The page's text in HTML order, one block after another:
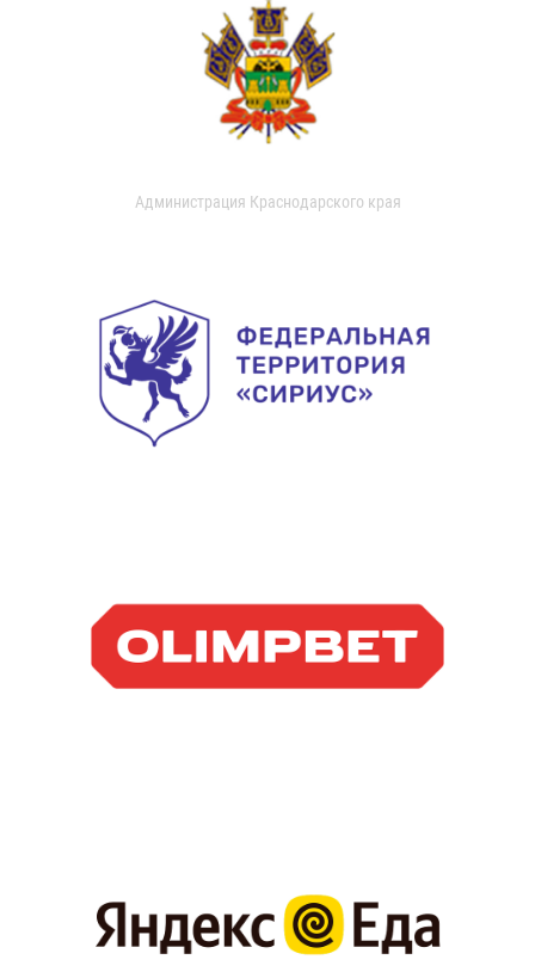
Администрация Краснодарского края